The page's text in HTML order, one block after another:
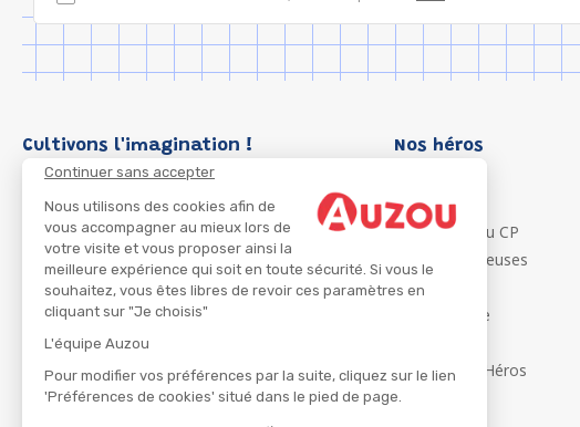
Continuer sans accepter
Nous utilisons des cookies afin de
vous accompagner au mieux lors de
votre visite et vous proposer ainsi la
meilleure expérience qui soit en toute sécurité. Si vous le
souhaitez, vous êtes libres de revoir ces paramètres en
cliquant sur "Je choisis"
L'équipe Auzou
Pour modifier vos préférences par la suite, cliquez sur le lien
'Préférences de cookies' situé dans le pied de page.
Cultivons l'imagination ! Nos héros
P'tit Loup
Les Héros du CP
Les Influenceuses
Migali
Petite Taupe
Ma Boîte à Héros